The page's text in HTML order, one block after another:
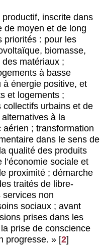
inscrite dans
de moyen et de long
priorités : pour les
biomasse,
matériaux ;
à basse
énergie positive, et
et logements ;
urbains et de
à la
; transformation
dans le sens de
qualité des produits
sociale et
proximité ; démarche
traités de libre-
non
sociaux ; avant
prises dans les
prise de conscience
progresse. » [2]